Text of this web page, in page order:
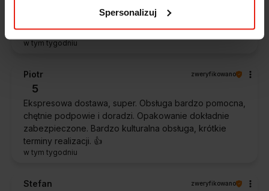
Spersonalizuj
oczekiwaniami. Sprzedawca profesjonalny i godny
polecenia 👍️👍️👍️👍️👍️👍️👍️
w tym tygodniu
Piotr zweryfikowano
5
Ekspresowa dostawa, super. Obsługa bardzo pomocna,
chętnie podpowie i doradzi. Opakowanie dokładnie
zabezpieczone. Bardzo kulturalna obsługa, krótkie
terminy realizacji. 👍️
w tym tygodniu
Stefan zweryfikowano